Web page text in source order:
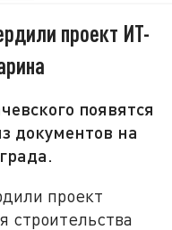
проект ИТ-
появятся
документов на
проект
строительства